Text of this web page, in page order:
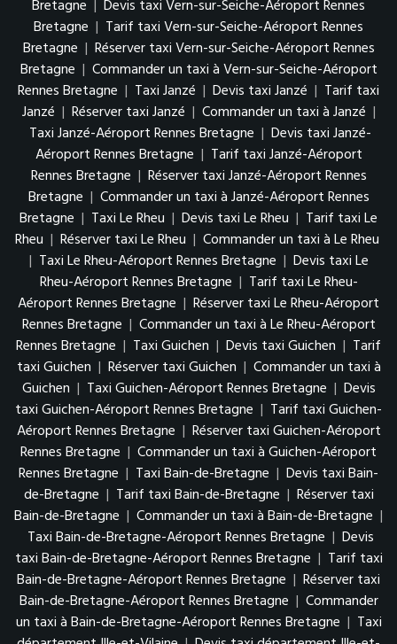
Bretagne | Devis taxi Vern-sur-Seiche-Aéroport Rennes
Bretagne | Tarif taxi Vern-sur-Seiche-Aéroport Rennes
Bretagne | Réserver taxi Vern-sur-Seiche-Aéroport Rennes
Bretagne | Commander un taxi à Vern-sur-Seiche-Aéroport
Rennes Bretagne | Taxi Janzé | Devis taxi Janzé | Tarif taxi
Janzé | Réserver taxi Janzé | Commander un taxi à Janzé |
Taxi Janzé-Aéroport Rennes Bretagne | Devis taxi Janzé-
Aéroport Rennes Bretagne | Tarif taxi Janzé-Aéroport
Rennes Bretagne | Réserver taxi Janzé-Aéroport Rennes
Bretagne | Commander un taxi à Janzé-Aéroport Rennes
Bretagne | Taxi Le Rheu | Devis taxi Le Rheu | Tarif taxi Le
Rheu | Réserver taxi Le Rheu | Commander un taxi à Le Rheu
| Taxi Le Rheu-Aéroport Rennes Bretagne | Devis taxi Le
Rheu-Aéroport Rennes Bretagne | Tarif taxi Le Rheu-
Aéroport Rennes Bretagne | Réserver taxi Le Rheu-Aéroport
Rennes Bretagne | Commander un taxi à Le Rheu-Aéroport
Rennes Bretagne | Taxi Guichen | Devis taxi Guichen | Tarif
taxi Guichen | Réserver taxi Guichen | Commander un taxi à
Guichen | Taxi Guichen-Aéroport Rennes Bretagne | Devis
taxi Guichen-Aéroport Rennes Bretagne | Tarif taxi Guichen-
Aéroport Rennes Bretagne | Réserver taxi Guichen-Aéroport
Rennes Bretagne | Commander un taxi à Guichen-Aéroport
Rennes Bretagne | Taxi Bain-de-Bretagne | Devis taxi Bain-
de-Bretagne | Tarif taxi Bain-de-Bretagne | Réserver taxi
Bain-de-Bretagne | Commander un taxi à Bain-de-Bretagne |
Taxi Bain-de-Bretagne-Aéroport Rennes Bretagne | Devis
taxi Bain-de-Bretagne-Aéroport Rennes Bretagne | Tarif taxi
Bain-de-Bretagne-Aéroport Rennes Bretagne | Réserver taxi
Bain-de-Bretagne-Aéroport Rennes Bretagne | Commander
un taxi à Bain-de-Bretagne-Aéroport Rennes Bretagne | Taxi